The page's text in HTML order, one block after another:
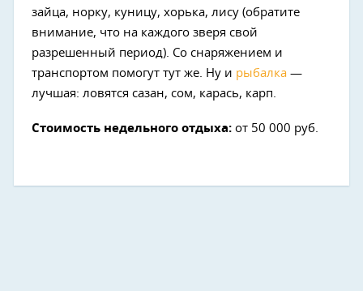
зайца, норку, куницу, хорька, лису (обратите
внимание, что на каждого зверя свой
разрешенный период). Со снаряжением и
транспортом помогут тут же. Ну и рыбалка —
лучшая: ловятся сазан, сом, карась, карп.
Стоимость недельного отдыха: от 50 000 руб.